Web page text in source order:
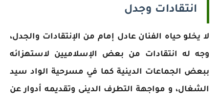
انتقادات وجدل
لا يخلو حياه الفنان عادل إمام من الإنتقادات والجدل،
وجه له انتقادات من بعض الإسلاميين لاستهزائه
ببعض الجماعات الدينية كما في مسرحية الواد سيد
الشغال، و مواجهة التطرف الدينى وتقديمه أدوار عن